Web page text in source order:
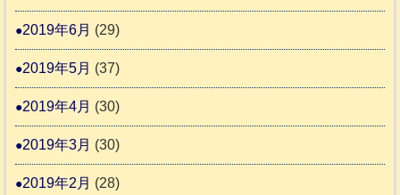
2019年6月 (29)
2019年5月 (37)
2019年4月 (30)
2019年3月 (30)
2019年2月 (28)